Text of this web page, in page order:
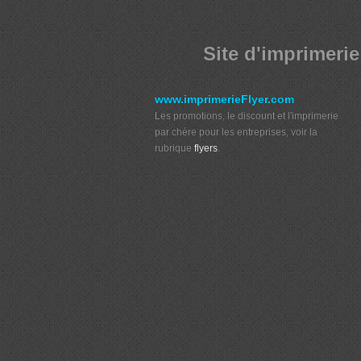
Site
www.imprimerieFlyer.com
Les promotions, le discount et l'imprimerie
par chère pour les entreprises, voir la
rubrique flyers